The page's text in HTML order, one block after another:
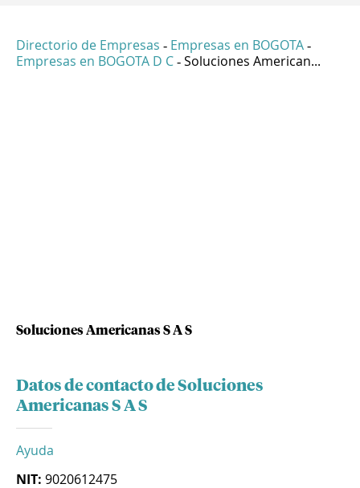
Directorio de Empresas - Empresas en BOGOTA -
Empresas en BOGOTA D C - Soluciones American...
Soluciones Americanas S A S
Datos de contacto de Soluciones
Americanas S A S
Ayuda
NIT: 9020612475